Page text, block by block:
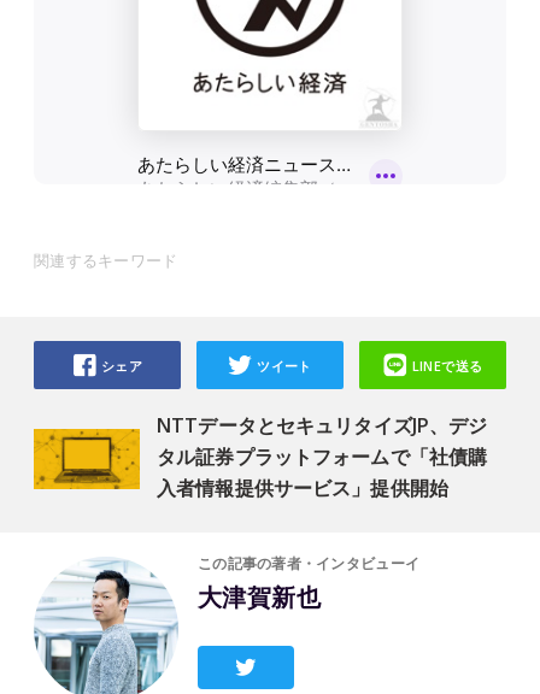
関連するキーワード
NTTデータとセキュリタイズJP、デジ
タル証券プラットフォームで「社債購
入者情報提供サービス」提供開始
シェア ツイート LINEで送る
この記事の著者・インタビューイ
大津賀新也